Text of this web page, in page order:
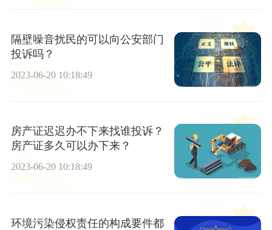
隔壁噪音扰民的可以向公安部门
投诉吗？
2023-06-20 10:18:49
房产证迟迟办不下来找谁投诉？
房产证多久可以办下来？
2023-06-20 10:18:49
环境污染侵权责任的构成要件都